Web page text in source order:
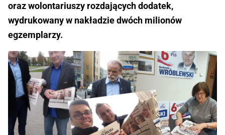
oraz wolontariuszy rozdających dodatek,
wydrukowany w nakładzie dwóch milionów
egzemplarzy.